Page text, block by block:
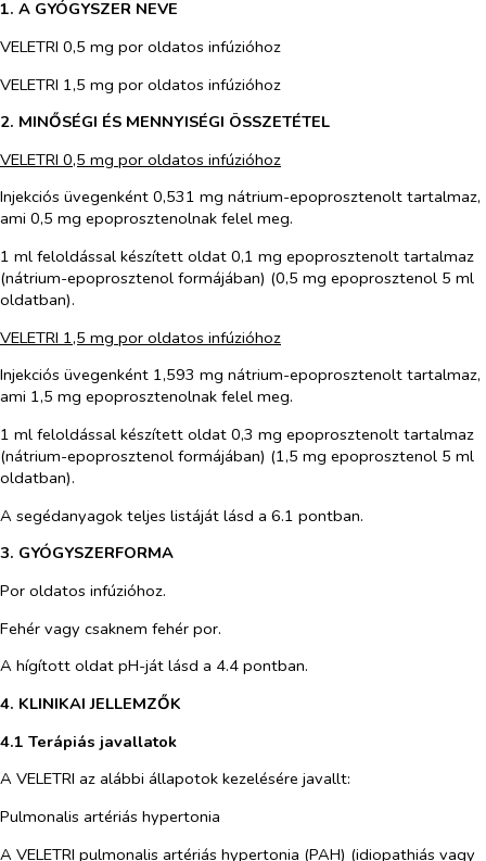
1. A GYÓGYSZER NEVE
VELETRI 0,5 mg por oldatos infúzióhoz
VELETRI 1,5 mg por oldatos infúzióhoz
2. MINŐSÉGI ÉS MENNYISÉGI ÖSSZETÉTEL
VELETRI 0,5 mg por oldatos infúzióhoz
Injekciós üvegenként 0,531 mg nátrium-epoprosztenolt tartalmaz,
ami 0,5 mg epoprosztenolnak felel meg.
1 ml feloldással készített oldat 0,1 mg epoprosztenolt tartalmaz
(nátrium-epoprosztenol formájában) (0,5 mg epoprosztenol 5 ml
oldatban).
VELETRI 1,5 mg por oldatos infúzióhoz
Injekciós üvegenként 1,593 mg nátrium-epoprosztenolt tartalmaz,
ami 1,5 mg epoprosztenolnak felel meg.
1 ml feloldással készített oldat 0,3 mg epoprosztenolt tartalmaz
(nátrium-epoprosztenol formájában) (1,5 mg epoprosztenol 5 ml
oldatban).
A segédanyagok teljes listáját lásd a 6.1 pontban.
3. GYÓGYSZERFORMA
Por oldatos infúzióhoz.
Fehér vagy csaknem fehér por.
A hígított oldat pH-ját lásd a 4.4 pontban.
4. KLINIKAI JELLEMZŐK
4.1 Terápiás javallatok
A VELETRI az alábbi állapotok kezelésére javallt:
Pulmonalis artériás hypertonia
A VELETRI pulmonalis artériás hypertonia (PAH) (idiopathiás vagy